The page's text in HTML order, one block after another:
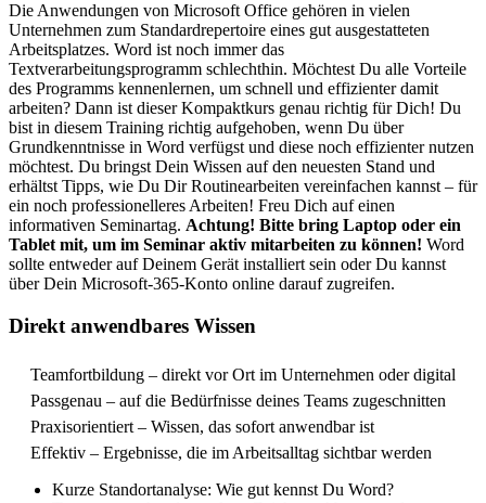
Die Anwendungen von Microsoft Office gehören in vielen
Unternehmen zum Standardrepertoire eines gut ausgestatteten
Arbeitsplatzes. Word ist noch immer das
Textverarbeitungsprogramm schlechthin. Möchtest Du alle Vorteile
des Programms kennenlernen, um schnell und effizienter damit
arbeiten? Dann ist dieser Kompaktkurs genau richtig für Dich! Du
bist in diesem Training richtig aufgehoben, wenn Du über
Grundkenntnisse in Word verfügst und diese noch effizienter nutzen
möchtest. Du bringst Dein Wissen auf den neuesten Stand und
erhältst Tipps, wie Du Dir Routinearbeiten vereinfachen kannst – für
ein noch professionelleres Arbeiten! Freu Dich auf einen
informativen Seminartag. Achtung! Bitte bring Laptop oder ein
Tablet mit, um im Seminar aktiv mitarbeiten zu können! Word
sollte entweder auf Deinem Gerät installiert sein oder Du kannst
über Dein Microsoft-365-Konto online darauf zugreifen.
Direkt anwendbares Wissen
Teamfortbildung – direkt vor Ort im Unternehmen oder digital
Passgenau – auf die Bedürfnisse deines Teams zugeschnitten
Praxisorientiert – Wissen, das sofort anwendbar ist
Effektiv – Ergebnisse, die im Arbeitsalltag sichtbar werden
Kurze Standortanalyse: Wie gut kennst Du Word?